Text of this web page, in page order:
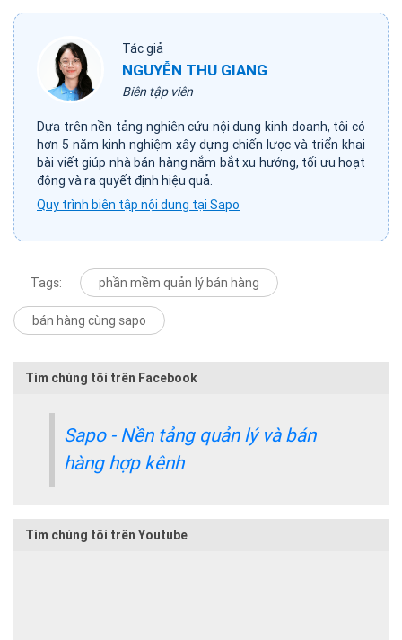
Tác giả
NGUYỄN THU GIANG
Biên tập viên
Dựa trên nền tảng nghiên cứu nội dung kinh doanh, tôi có
hơn 5 năm kinh nghiệm xây dựng chiến lược và triển khai
bài viết giúp nhà bán hàng nắm bắt xu hướng, tối ưu hoạt
động và ra quyết định hiệu quả.
Quy trình biên tập nội dung tại Sapo
Tags: phần mềm quản lý bán hàng
bán hàng cùng sapo
Tìm chúng tôi trên Facebook
Sapo - Nền tảng quản lý và bán
hàng hợp kênh
Tìm chúng tôi trên Youtube